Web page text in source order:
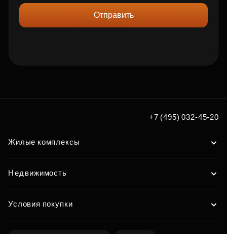
Отправить
+7 (495) 032-45-20
Жилые комплексы
Недвижимость
Условия покупки